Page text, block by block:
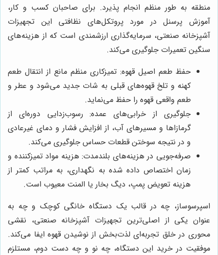
منطقه به طور منظم انجام پذیرد. برای صاحبان کسب و کار،
آموزش پرسنل در مورد پروتکل‌های نظافتی این تجهیزات
آشپزخانه صنعتی، سرمایه‌گذاری ارزشمندی است که از هزینه‌های
سنگین تعمیرات جلوگیری می‌کند.
حفظ طعم اصیل قهوه: تمیزکاری منظم مانع از انتقال طعم
کهنه و تلخ قهوه‌های قبلی به شات جدید می‌شود و عطر و
طعم واقعی قهوه را حفظ می‌نماید.
جلوگیری از خرابی‌های عمده: رسوب‌زدایی دوره‌ای از
گرمازاها و مسیرهای آب، از افزایش فشار و دمای غیرعادی
و در نتیجه سوختن قطعات حساس جلوگیری می‌کند.
صرفه‌جویی در هزینه‌های بلندمدت: هزینه مواد تمیزکننده و
زمان اختصاص داده شده به نگهداری، به مراتب کمتر از
هزینه تعویض پمپ، دیگ بخار یا المنت معیوب است.
اسپرسوساز، چه در قالب یک دستگاه خانگی کوچک و چه به
عنوان یکی از اصلی‌ترین تجهیزات آشپزخانه صنعتی، نقشی
محوری در خلق تجربه‌ای لذت‌بخش از نوشیدن قهوه ایفا می‌کند.
موفقیت در خرید این دستگاه، چه نو و چه دست دوم، مستلزم